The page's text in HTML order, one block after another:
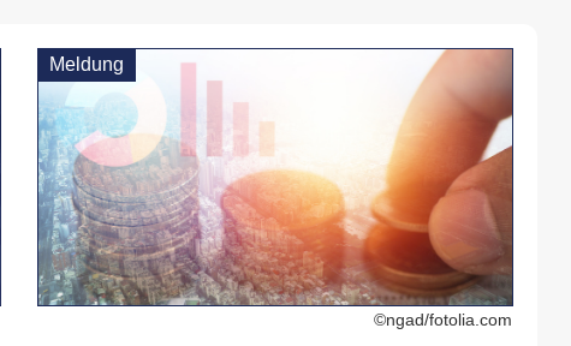
Meldung
©ngad/fotolia.com